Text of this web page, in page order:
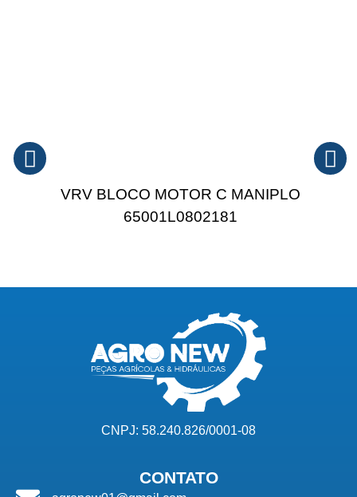
VRV BLOCO MOTOR C MANIPLO
65001L0802181
CNPJ: 58.240.826/0001-08
CONTATO